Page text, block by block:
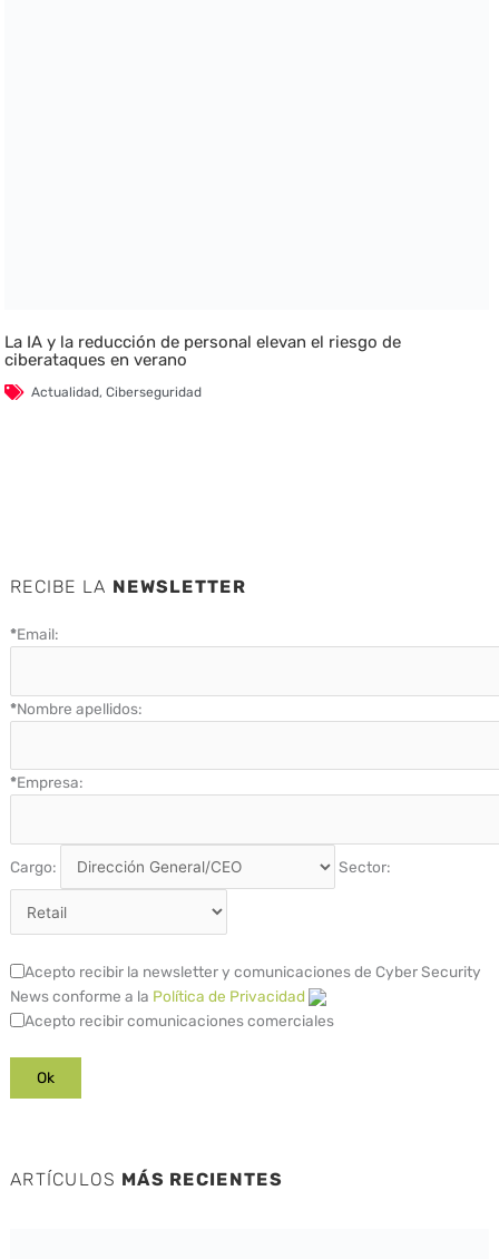
La IA y la reducción de personal elevan el riesgo de
ciberataques en verano
Actualidad,Ciberseguridad
RECIBE LA NEWSLETTER
*Email:
*Nombre apellidos:
*Empresa:
Cargo: Sector:
Acepto recibir la newsletter y comunicaciones de Cyber Security
News conforme a la Política de Privacidad
Acepto recibir comunicaciones comerciales
ARTÍCULOS MÁS RECIENTES